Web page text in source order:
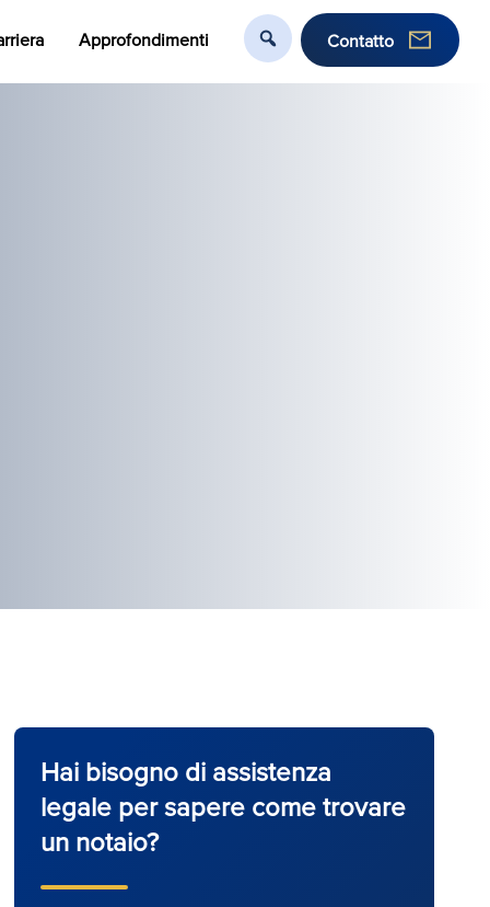
Approfondimenti Contatto
Hai bisogno di assistenza
legale per sapere come trovare
un notaio?